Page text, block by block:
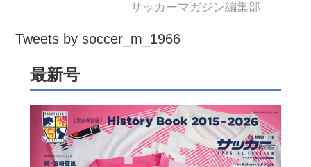
サッカーマガジン編集部
Tweets by soccer_m_1966
最新号